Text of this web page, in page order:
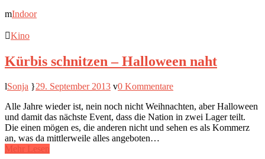
Indoor
Kino
Kürbis schnitzen – Halloween naht
Sonja 29. September 2013
0 Kommentare
Alle Jahre wieder ist, nein noch nicht Weihnachten, aber Halloween
und damit das nächste Event, dass die Nation in zwei Lager teilt.
Die einen mögen es, die anderen nicht und sehen es als Kommerz
an, was da mittlerweile alles angeboten…
Mehr Lesen